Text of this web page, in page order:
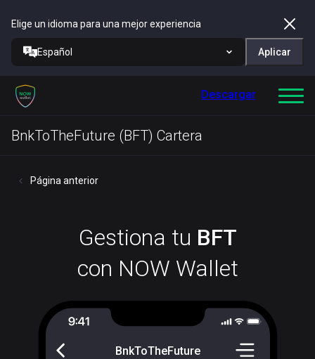
Elige un idioma para una mejor experiencia
Español Aplicar
Descargar
BnkToTheFuture (BFT) Cartera
Página anterior
Gestiona tu BFT
con NOW Wallet
BnkToTheFuture